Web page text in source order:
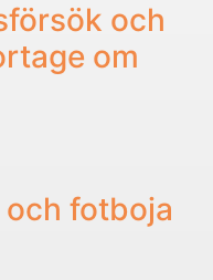
och
om
fotboja